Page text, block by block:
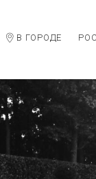
В ГОРОДЕ